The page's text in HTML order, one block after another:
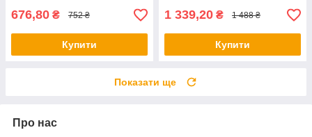
676,80 ₴ 752 ₴
Купити
1 339,20 ₴ 1 488 ₴
Купити
Показати ще
Про нас